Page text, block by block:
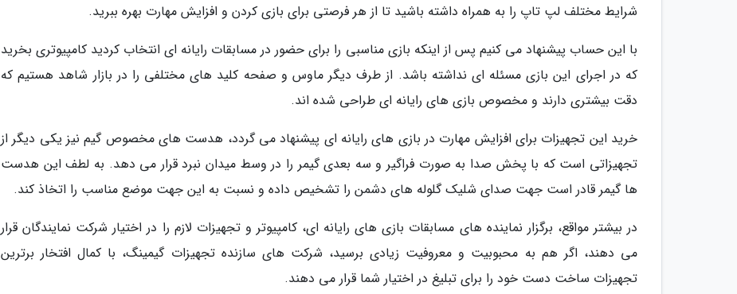
شرایط مختلف لپ تاپ را به همراه داشته باشید تا از هر فرصتی برای بازی کردن و افزایش مهارت بهره ببرید.
با این حساب پیشنهاد می کنیم پس از اینکه بازی مناسبی را برای حضور در مسابقات رایانه ای انتخاب کردید کامپیوتری بخرید
که در اجرای این بازی مسئله ای نداشته باشد. از طرف دیگر ماوس و صفحه کلید های مختلفی را در بازار شاهد هستیم که
دقت بیشتری دارند و مخصوص بازی های رایانه ای طراحی شده اند.
خرید این تجهیزات برای افزایش مهارت در بازی های رایانه ای پیشنهاد می گردد، هدست های مخصوص گیم نیز یکی دیگر از
تجهیزاتی است که با پخش صدا به صورت فراگیر و سه بعدی گیمر را در وسط میدان نبرد قرار می دهد. به لطف این هدست
ها گیمر قادر است جهت صدای شلیک گلوله های دشمن را تشخیص داده و نسبت به این جهت موضع مناسب را اتخاذ کند.
در بیشتر مواقع، برگزار نماینده های مسابقات بازی های رایانه ای، کامپیوتر و تجهیزات لازم را در اختیار شرکت نمایندگان قرار
می دهند، اگر هم به محبوبیت و معروفیت زیادی برسید، شرکت های سازنده تجهیزات گیمینگ، با کمال افتخار برترین
تجهیزات ساخت دست خود را برای تبلیغ در اختیار شما قرار می دهند.